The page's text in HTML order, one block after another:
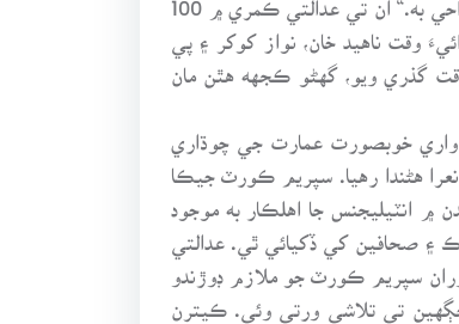
وقت ناهيد خان، نواز کوکر ۽ پي
گذري ويو، گهڻو ڪجهه هٿن مان
خوبصورت عمارت جي چوڌاري
هڻندا رهيا. سپريم ڪورٽ جيڪا
۾ انٽيليجنس جا اهلڪار به موجود
۽ صحافين کي ڏکيائي ٿي. عدالتي
سپريم ڪورٽ جو ملازم ڊوڙندو
۾ برگر فيميلن جا نوجوان نينگر ۽ نينگريون به موجود هيون. عدالت جي مين گيٽ کان عدالتي ڪمري تائين 4 جڳهين تي تلاشي ورتي وئي. ڪيترن